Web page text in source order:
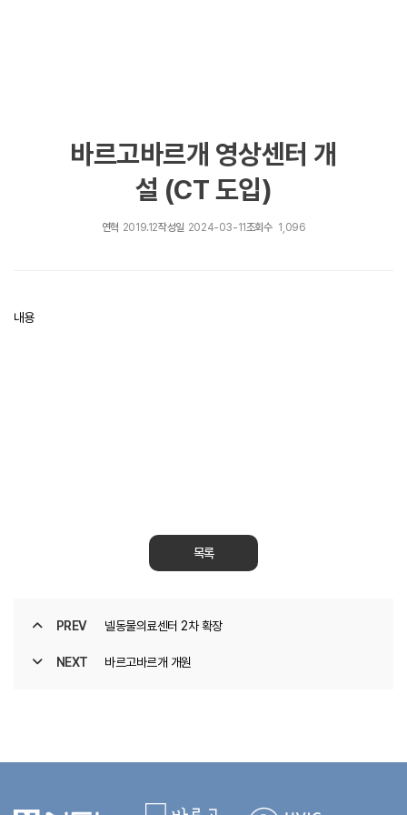
바르고바르개 영상센터 개
설 (CT 도입)
연혁 2019.12작성일 2024-03-11조회수 1,096
내용
목록
PREV 넬동물의료센터 2차 확장
NEXT 바르고바르개 개원